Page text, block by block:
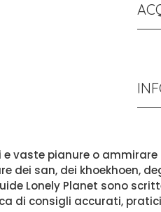
vaste pianure o
san, dei khoekhoen,
Lonely Planet sono
di consigli accurati,